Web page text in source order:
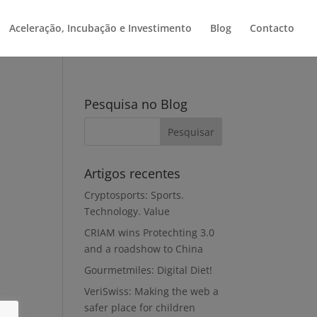
Aceleração, Incubação e Investimento Blog Contacto
Pesquisa no Blog
Artigos recentes
Cryptosports: Sports.
Technology. Value
CRIAM wins Protechting 3.0
and a roadshow to China
Gourmetmiles: Digital Diet!
VeriSwiss: Making the web a
safer place for children